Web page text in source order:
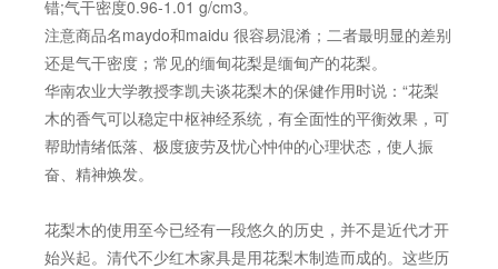
错;气干密度0.96-1.01 g/cm3。
注意商品名maydo和maidu 很容易混淆；二者最明显的差别
还是气干密度；常见的缅甸花梨是缅甸产的花梨。
华南农业大学教授李凯夫谈花梨木的保健作用时说：“花梨
木的香气可以稳定中枢神经系统，有全面性的平衡效果，可
帮助情绪低落、极度疲劳及忧心忡仲的心理状态，使人振
奋、精神焕发。
花梨木的使用至今已经有一段悠久的历史，并不是近代才开
始兴起。清代不少红木家具是用花梨木制造而成的。这些历